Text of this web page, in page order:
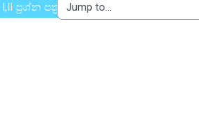
ප්‍රශ්න පත්‍ර 2015
Jump to...